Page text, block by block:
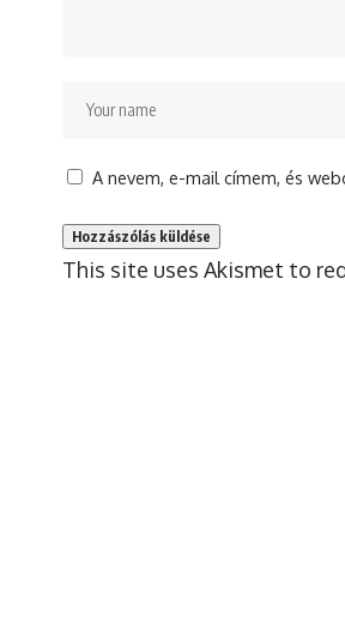
A nevem, e-mail címem, és
This site uses Akismet to